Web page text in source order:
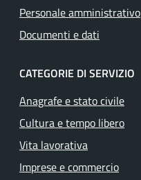
Personale amministrativo
Documenti e dati
CATEGORIE DI SERVIZIO
Anagrafe e stato civile
Cultura e tempo libero
Vita lavorativa
Imprese e commercio